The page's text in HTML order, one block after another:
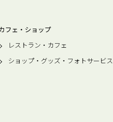
フェ・ショップ
レストラン・カフェ
ショップ・グッズ・フォトサービス